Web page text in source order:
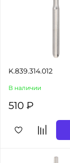
K.839.314.012
В наличии
510 ₽